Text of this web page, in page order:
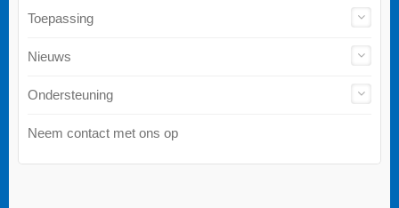
Toepassing
Nieuws
Ondersteuning
Neem contact met ons op